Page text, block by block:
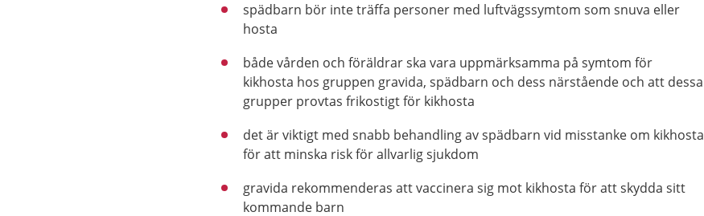
spädbarn bör inte träffa personer med luftvägssymtom som snuva eller
hosta
både vården och föräldrar ska vara uppmärksamma på symtom för
kikhosta hos gruppen gravida, spädbarn och dess närstående och att dessa
grupper provtas frikostigt för kikhosta
det är viktigt med snabb behandling av spädbarn vid misstanke om kikhosta
för att minska risk för allvarlig sjukdom
gravida rekommenderas att vaccinera sig mot kikhosta för att skydda sitt
kommande barn